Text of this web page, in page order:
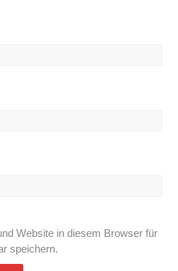
Website in diesem Browser für
speichern.